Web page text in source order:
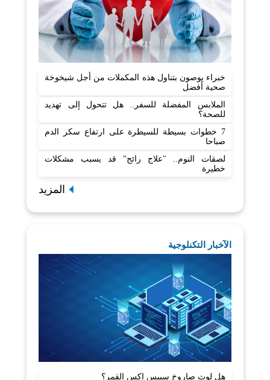
خبراء يوصون بتناول هذه المكملات من أجل شيخوخة
صحية أفضل
الملابس المفضلة للسفر.. هل تتحول إلى تهديد
للصحة؟
7 خطوات بسيطة للسيطرة على ارتفاع سكر الدم
صباحا
لصقات النوم.. "علاج رائج" قد يسبب مشكلات
خطيرة
المزيد
الآخبار التكنلوجية
هل لوث صاروخ سبيس إكس القمر؟